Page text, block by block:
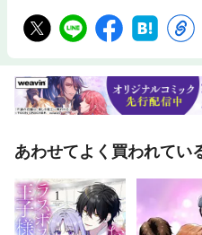
あわせてよく買われてい